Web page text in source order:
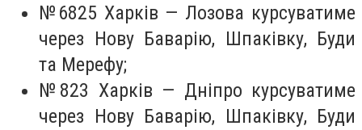
№6825 Харків — Лозова курсуватиме
через Нову Баварію, Шпаківку, Буди
та Мерефу;
№823 Харків — Дніпро курсуватиме
через Нову Баварію, Шпаківку, Буди